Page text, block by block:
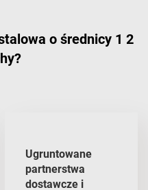
o średnicy 1 2
Ugruntowane
partnerstwa
dostawcze i